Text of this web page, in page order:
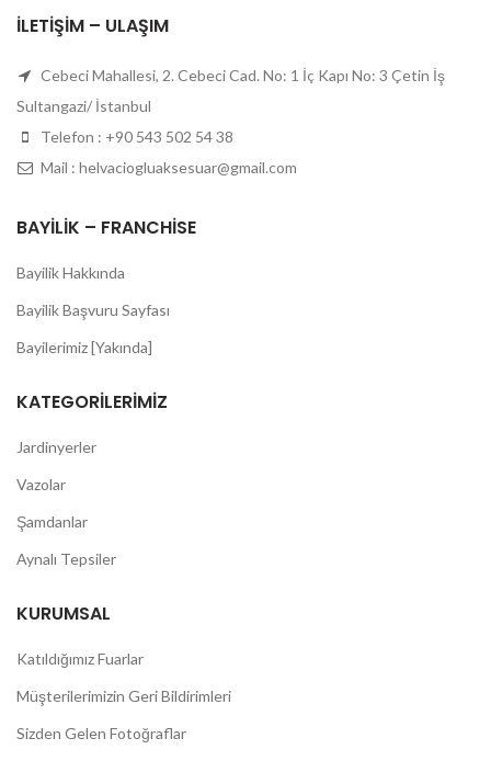
İLETIŞIM – ULAŞIM
Cebeci Mahallesi, 2. Cebeci Cad. No: 1 İç Kapı No: 3 Çetin İş
Sultangazi/ İstanbul
Telefon : +90 543 502 54 38
Mail : helvaciogluaksesuar@gmail.com
BAYILIK – FRANCHISE
Bayilik Hakkında
Bayilik Başvuru Sayfası
Bayilerimiz [Yakında]
KATEGORILERIMIZ
Jardinyerler
Vazolar
Şamdanlar
Aynalı Tepsiler
KURUMSAL
Katıldığımız Fuarlar
Müşterilerimizin Geri Bildirimleri
Sizden Gelen Fotoğraflar